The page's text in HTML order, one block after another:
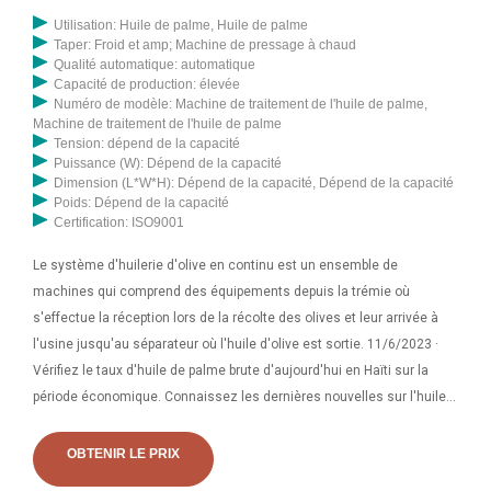
utilisée pour casser et séparer les noix de palme.
Utilisation: Huile de palme, Huile de palme
Taper: Froid et amp; Machine de pressage à chaud
Qualité automatique: automatique
Capacité de production: élevée
Numéro de modèle: Machine de traitement de l'huile de palme,
Machine de traitement de l'huile de palme
Tension: dépend de la capacité
Puissance (W): Dépend de la capacité
Dimension (L*W*H): Dépend de la capacité, Dépend de la capacité
Poids: Dépend de la capacité
Certification: ISO9001
Le système d'huilerie d'olive en continu est un ensemble de
machines qui comprend des équipements depuis la trémie où
s'effectue la réception lors de la récolte des olives et leur arrivée à
l'usine jusqu'au séparateur où l'huile d'olive est sortie. 11/6/2023 ·
Vérifiez le taux d'huile de palme brute d'aujourd'hui en Haïti sur la
période économique. Connaissez les dernières nouvelles sur l'huile
palme brute en Haïti, les détails de l'huile de palme brute sur ses prix
et cotations en direct sur les contrats à terme MCX, les graphiques,
OBTENIR LE PRIX